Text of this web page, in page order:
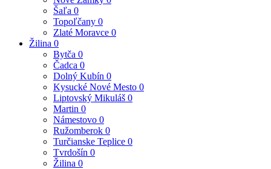
Šaľa 0
Topoľčany 0
Zlaté Moravce 0
Žilina 0
Bytča 0
Čadca 0
Dolný Kubín 0
Kysucké Nové Mesto 0
Liptovský Mikuláš 0
Martin 0
Námestovo 0
Ružomberok 0
Turčianske Teplice 0
Tvrdošín 0
Žilina 0